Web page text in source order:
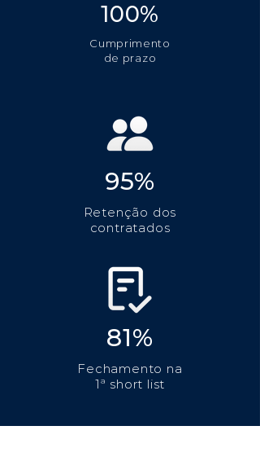
100%
Cumprimento
de prazo
95%
Retenção dos
contratados
81%
Fechamento na
1ª short list